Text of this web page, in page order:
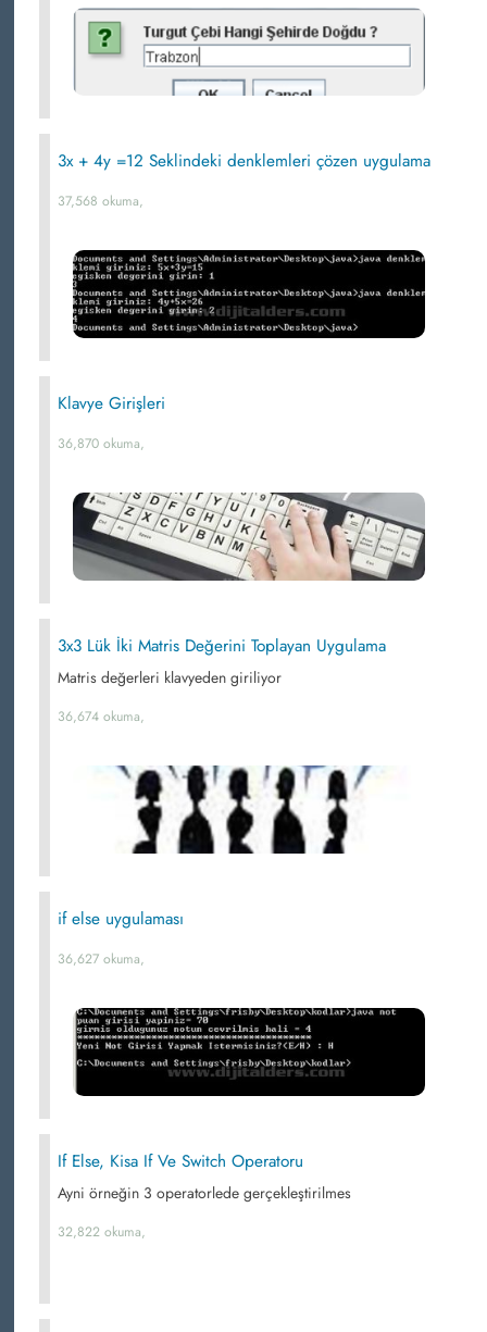
3x + 4y =12 Seklindeki denklemleri çözen uygulama
37,568 okuma,
Klavye Girişleri
36,870 okuma,
3x3 Lük İki Matris Değerini Toplayan Uygulama
Matris değerleri klavyeden giriliyor
36,674 okuma,
if else uygulaması
36,627 okuma,
If Else, Kisa If Ve Switch Operatoru
Ayni örneğin 3 operatorlede gerçekleştirilmes
32,822 okuma,